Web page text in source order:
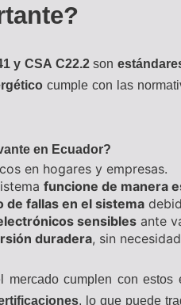
y CSA C22.2son
cumple con las
en Ecuador?
en hogares y empresas.
funcione de manera
de fallas en el sistema
sensibles ante
duradera, sin
mercado cumplen con estos
, lo que puede